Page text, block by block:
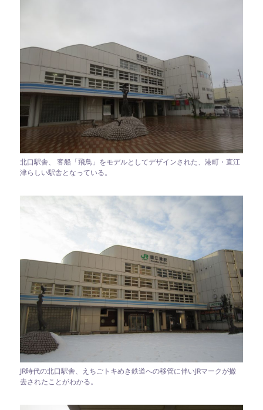
北口駅舎、 客船「飛鳥」をモデルとしてデザインされた、港町・直江
津らしい駅舎となっている。
JR時代の北口駅舎、えちごトキめき鉄道への移管に伴いJRマークが撤
去されたことがわかる。